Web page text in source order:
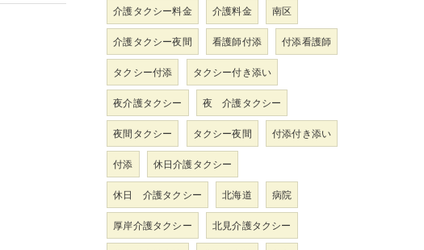
介護タクシー料金 介護料金 南区
介護タクシー夜間 看護師付添 付添看護師
タクシー付添 タクシー付き添い
夜介護タクシー 夜 介護タクシー
夜間タクシー タクシー夜間 付添付き添い
付添 休日介護タクシー
休日 介護タクシー 北海道 病院
厚岸介護タクシー 北見介護タクシー